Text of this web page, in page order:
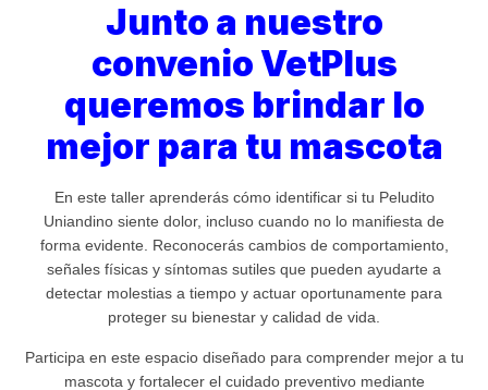
Junto a nuestro
convenio VetPlus
queremos brindar lo
mejor para tu mascota
En este taller aprenderás cómo identificar si tu Peludito
Uniandino siente dolor, incluso cuando no lo manifiesta de
forma evidente. Reconocerás cambios de comportamiento,
señales físicas y síntomas sutiles que pueden ayudarte a
detectar molestias a tiempo y actuar oportunamente para
proteger su bienestar y calidad de vida.
Participa en este espacio diseñado para comprender mejor a tu
mascota y fortalecer el cuidado preventivo mediante